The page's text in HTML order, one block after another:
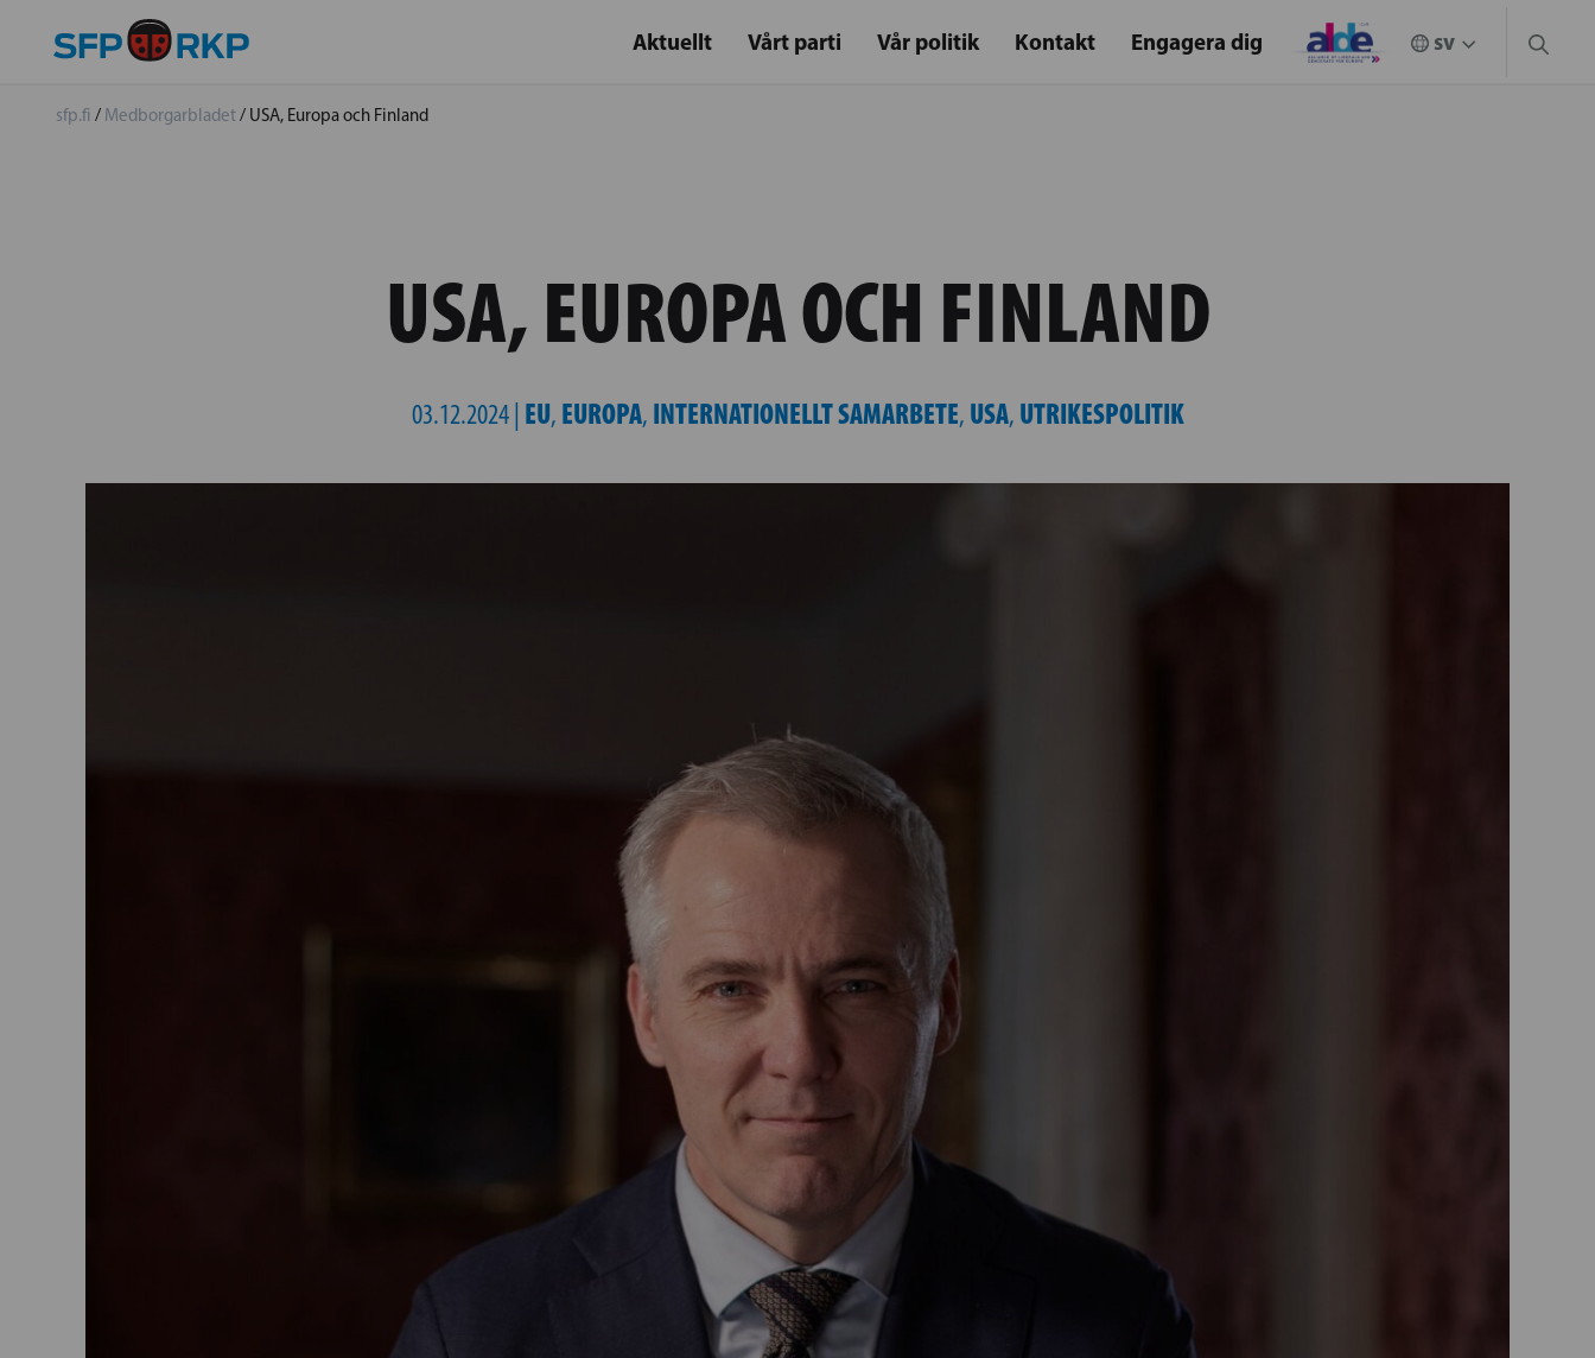
Aktuellt Vårt parti Vår politik Kontakt Engagera dig
sfp.fi / Medborgarbladet/ USA, Europa och Finland
USA, EUROPA OCH FINLAND
03.12.2024 | EU, EUROPA, INTERNATIONELLT SAMARBETE, USA, UTRIKESPOLITIK